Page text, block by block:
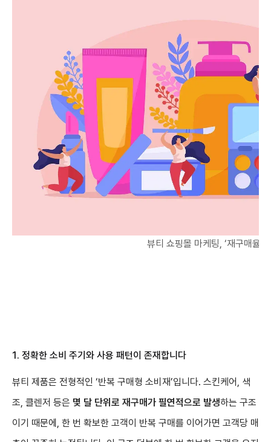
뷰티 쇼핑몰 마케팅, ‘재구매율’에 집중
1. 정확한 소비 주기와 사용 패턴이 존재합니다
뷰티 제품은 전형적인 ‘반복 구매형 소비재’입니다. 스킨케어, 색
조, 클렌저 등은 몇 달 단위로 재구매가 필연적으로 발생하는 구조
이기 때문에, 한 번 확보한 고객이 반복 구매를 이어가면 고객당 매